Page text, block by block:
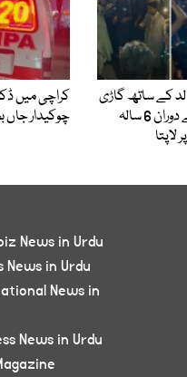
کے ساتھ گاڑی
میں بیٹھنے کے دوران 6 سالہ
لاپتا
کراچی میں
چوکیدار جاں
News in Urdu
News in Urdu
News in
News in Urdu